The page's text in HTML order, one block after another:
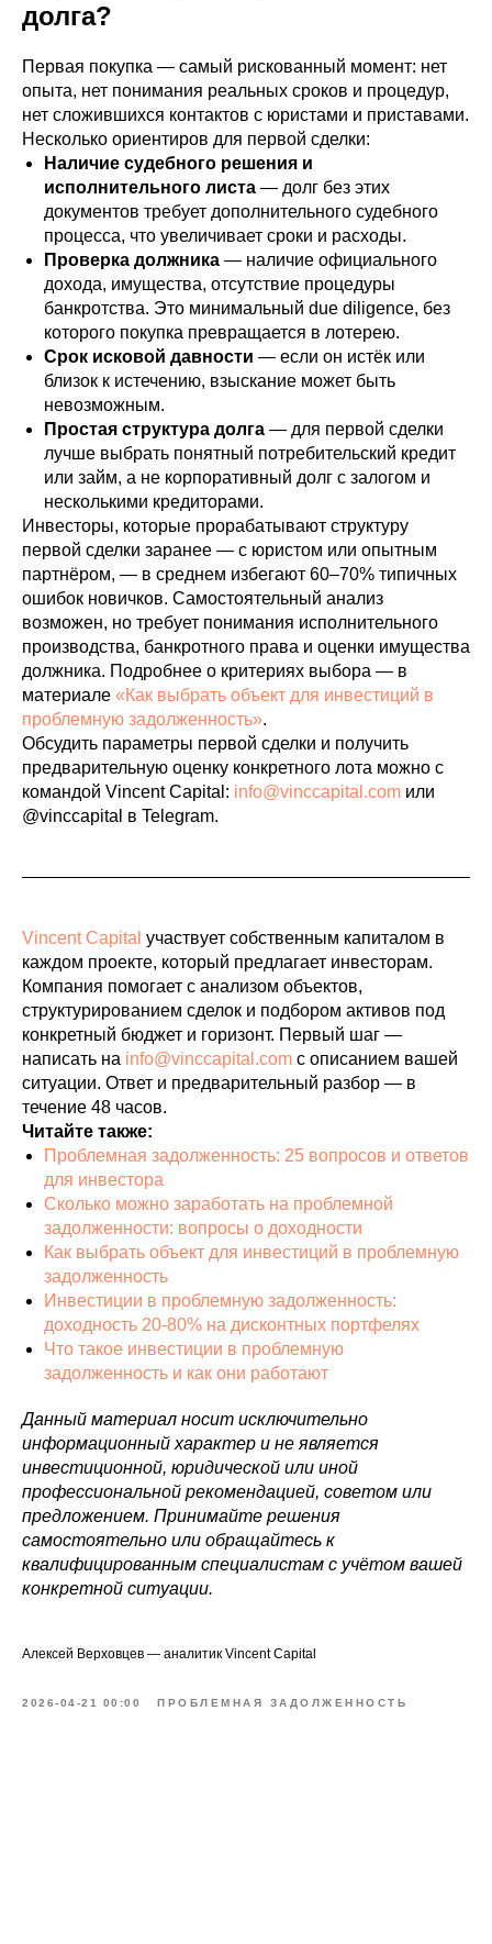
долга?
Первая покупка — самый рискованный момент: нет
опыта, нет понимания реальных сроков и процедур,
нет сложившихся контактов с юристами и приставами.
Несколько ориентиров для первой сделки:
Наличие судебного решения и
исполнительного листа — долг без этих
документов требует дополнительного судебного
процесса, что увеличивает сроки и расходы.
Проверка должника — наличие официального
дохода, имущества, отсутствие процедуры
банкротства. Это минимальный due diligence, без
которого покупка превращается в лотерею.
Срок исковой давности — если он истёк или
близок к истечению, взыскание может быть
невозможным.
Простая структура долга — для первой сделки
лучше выбрать понятный потребительский кредит
или займ, а не корпоративный долг с залогом и
несколькими кредиторами.
Инвесторы, которые прорабатывают структуру
первой сделки заранее — с юристом или опытным
партнёром, — в среднем избегают 60–70% типичных
ошибок новичков. Самостоятельный анализ
возможен, но требует понимания исполнительного
производства, банкротного права и оценки имущества
должника. Подробнее о критериях выбора — в
материале «Как выбрать объект для инвестиций в
проблемную задолженность».
Обсудить параметры первой сделки и получить
предварительную оценку конкретного лота можно с
командой Vincent Capital: info@vinccapital.com или
@vinccapital в Telegram.
Vincent Capital участвует собственным капиталом в
каждом проекте, который предлагает инвесторам.
Компания помогает с анализом объектов,
структурированием сделок и подбором активов под
конкретный бюджет и горизонт. Первый шаг —
написать на info@vinccapital.com с описанием вашей
ситуации. Ответ и предварительный разбор — в
течение 48 часов.
Читайте также:
Проблемная задолженность: 25 вопросов и ответов
для инвестора
Сколько можно заработать на проблемной
задолженности: вопросы о доходности
Как выбрать объект для инвестиций в проблемную
задолженность
Инвестиции в проблемную задолженность:
доходность 20-80% на дисконтных портфелях
Что такое инвестиции в проблемную
задолженность и как они работают
Данный материал носит исключительно
информационный характер и не является
инвестиционной, юридической или иной
профессиональной рекомендацией, советом или
предложением. Принимайте решения
самостоятельно или обращайтесь к
квалифицированным специалистам с учётом вашей
конкретной ситуации.
Алексей Верховцев — аналитик Vincent Capital
2026-04-21 00:00 ПРОБЛЕМНАЯ ЗАДОЛЖЕННОСТЬ